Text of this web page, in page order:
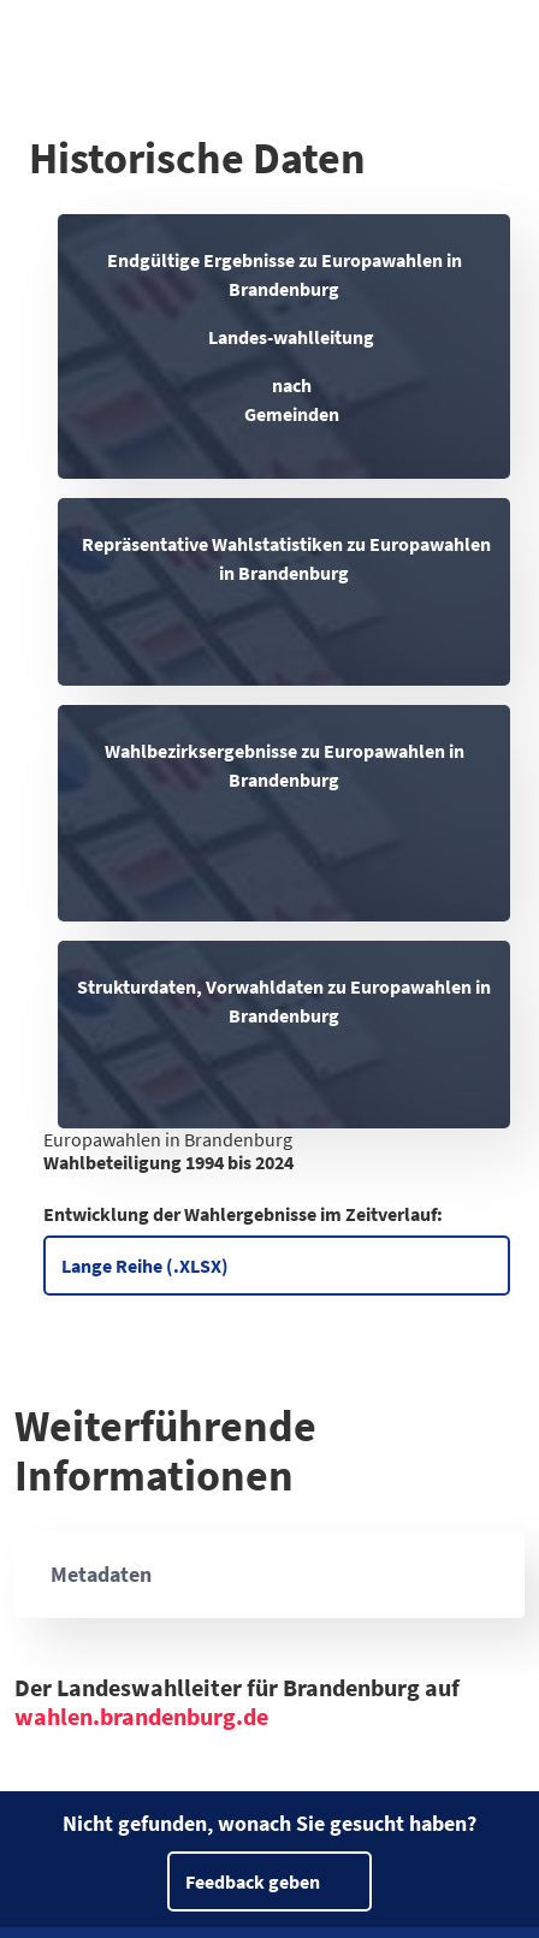
Historische Daten
Endgültige Ergebnisse zu Europawahlen in
Brandenburg
Landes-wahlleitung
nach
Gemeinden
Repräsentative Wahlstatistiken zu Europawahlen
in Brandenburg
Wahlbezirksergebnisse zu Europawahlen in
Brandenburg
Strukturdaten, Vorwahldaten zu Europawahlen in
Brandenburg
Europawahlen in Brandenburg
Wahlbeteiligung 1994 bis 2024
Datentabelle: Europawahlen – Wahlbeteiligung 1994 bis
1994
41,5
1999
30
2004
26,9
2024
67,5
Entwicklung der Wahlergebnisse im Zeitverlauf:
Lange Reihe (.XLSX)
Weiterführende
Informationen
Metadaten
Der Landeswahlleiter für Brandenburg auf
wahlen.brandenburg.de
Nicht gefunden, wonach Sie gesucht haben?
Feedback geben